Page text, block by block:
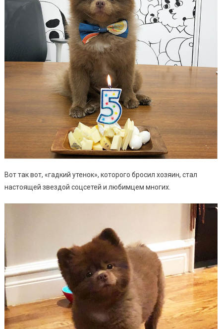
Вот так вот, «гадкий утенок», которого бросил хозяин, стал
настоящей звездой соцсетей и любимцем многих.